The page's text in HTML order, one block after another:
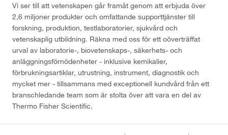
Vi ser till att vetenskapen går framåt genom att erbjuda över
2,6 miljoner produkter och omfattande supporttjänster till
forskning, produktion, testlaboratorier, sjukvård och
vetenskaplig utbildning. Räkna med oss för ett oöverträffat
urval av laboratorie-, biovetenskaps-, säkerhets- och
anläggningsförnödenheter - inklusive kemikalier,
förbrukningsartiklar, utrustning, instrument, diagnostik och
mycket mer - tillsammans med exceptionell kundvård från ett
branschledande team som är stolta över att vara en del av
Thermo Fisher Scientific.